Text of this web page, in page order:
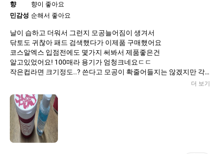
향
향이 좋아요
민감성 순해서 좋아요
날이 습하고 더워서 그런지 모공늘어짐이 생겨서
닦토도 귀찮아 패드 검색했다가 이제품 구매했어요
코스알엑스 입점전에도 몇가지 써봐서 제품좋은건
알고있었어요! 100매라 용기가 엄청크네요ㄷㄷ
작은컵라면 크기정도..? 쓴다고 모공이 확줄어들지는 않겠지만 각
질,블랙헤드정도라도 어느정도 정리되길바래요~ 아모레에도 이런
작은 마스크팩얹는느낌이랄까..
더 보기